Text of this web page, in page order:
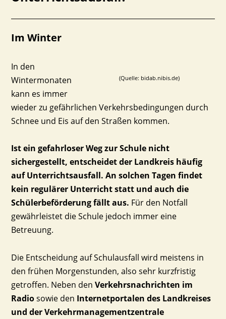
Im Winter
(Quelle: bidab.nibis.de)
In den
Wintermonaten
kann es immer
wieder zu gefährlichen Verkehrsbedingungen durch
Schnee und Eis auf den Straßen kommen.
Ist ein gefahrloser Weg zur Schule nicht
sichergestellt, entscheidet der Landkreis häufig
auf Unterrichtsausfall. An solchen Tagen findet
kein regulärer Unterricht statt und auch die
Schülerbeförderung fällt aus. Für den Notfall
gewährleistet die Schule jedoch immer eine
Betreuung.
Die Entscheidung auf Schulausfall wird meistens in
den frühen Morgenstunden, also sehr kurzfristig
getroffen. Neben den Verkehrsnachrichten im
Radiosowie den Internetportalen des Landkreises
und der Verkehrmanagementzentrale